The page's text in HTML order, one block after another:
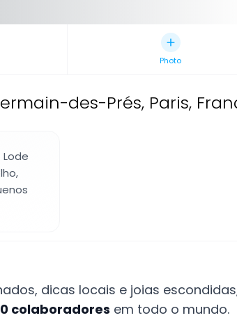
Photo
des-Prés, Paris,
dicas locais e joias
colaboradores em todo o mundo.